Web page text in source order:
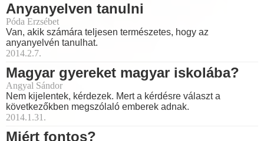
Anyanyelven tanulni
Póda Erzsébet
Van, akik számára teljesen természetes, hogy az
anyanyelvén tanulhat.
2014.2.7.
Magyar gyereket magyar iskolába?
Angyal Sándor
Nem kijelentek, kérdezek. Mert a kérdésre választ a
következőkben megszólaló emberek adnak.
2014.1.31.
Miért fontos?